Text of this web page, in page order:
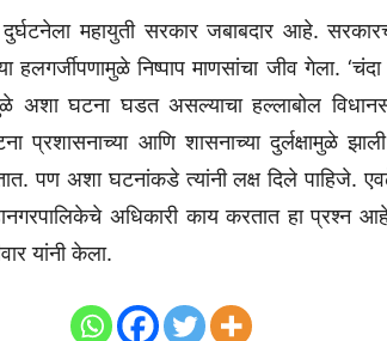
महायुती सरकार जबाबदार आहे.
निष्पाप माणसांचा जीव गेला. ‘चंदा
अशा घटना घडत असल्याचा हल्लाबोल
प्रशासनाच्या आणि शासनाच्या दुर्लक्षामुळे
पण अशा घटनांकडे त्यांनी लक्ष दिले पाहिजे.
अधिकारी काय करतात हा प्रश्न
यांनी केला.